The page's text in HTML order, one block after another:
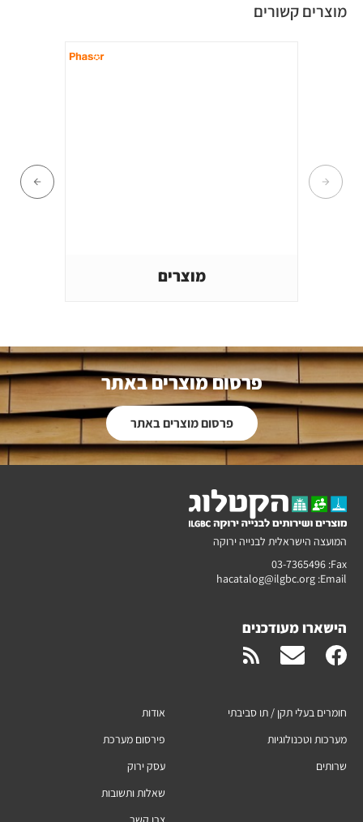
מוצרים קשורים
מוצרים
פרסום מוצרים באתר
פרסום מוצרים באתר
המועצה הישראלית לבנייה ירוקה
Fax:
03-7365496
Email:
hacatalog@ilgbc.org
חומרים בעלי תקן / תו סביבתי
מערכות וטכנולוגיות
שרותים
אודות
פירסום מערכת
עסק ירוק
שאלות ותשובות
הישארו מעודכנים